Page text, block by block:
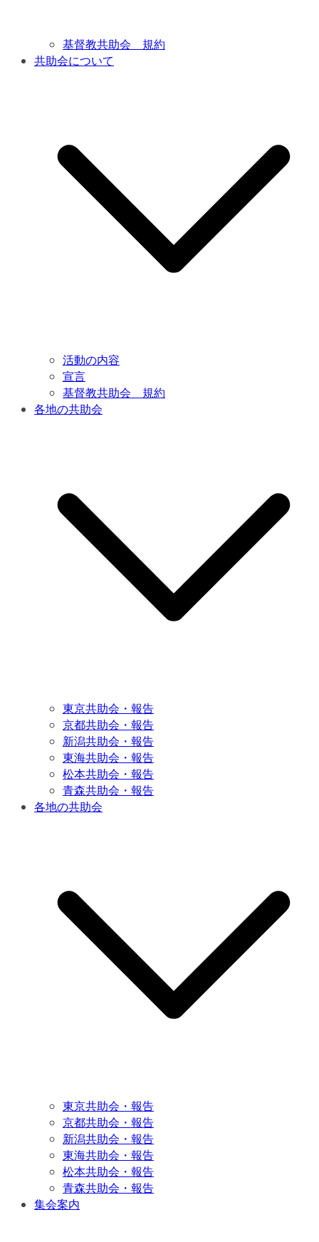
基督教共助会 規約
共助会について
活動の内容
宣言
基督教共助会 規約
各地の共助会
東京共助会・報告
京都共助会・報告
新潟共助会・報告
東海共助会・報告
松本共助会・報告
青森共助会・報告
各地の共助会
東京共助会・報告
京都共助会・報告
新潟共助会・報告
東海共助会・報告
松本共助会・報告
青森共助会・報告
集会案内